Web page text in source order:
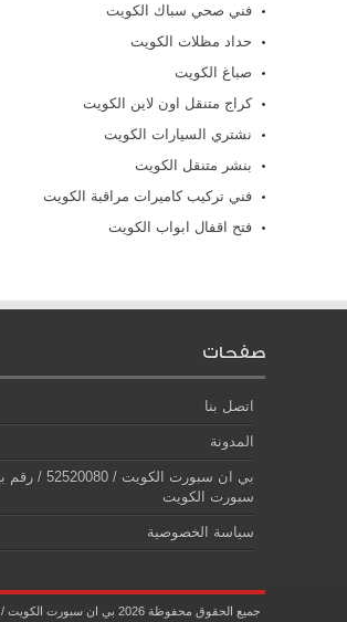
فني صحي سباك الكويت
حداد مظلات الكويت
صباغ الكويت
كراج متنقل اون لاين الكويت
نشتري السيارات الكويت
بنشر متنقل الكويت
فني تركيب كاميرات مراقبة الكويت
فتح اقفال ابواب الكويت
صفحات
اتصل بنا
المدونة
بي ان سبورت الكويت /
سبورت الكويت
سياسة الخصوصية